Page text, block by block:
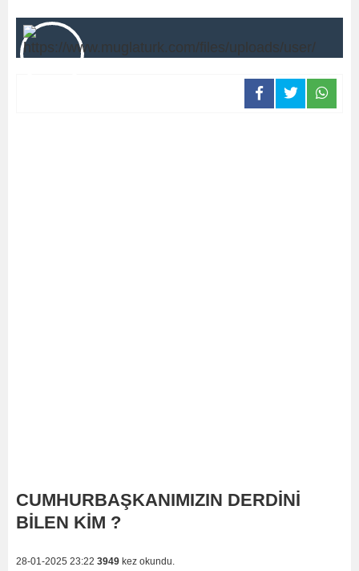
CUMHURBAŞKANIMIZIN DERDİNİ
BİLEN KİM ?
28-01-2025 23:22 3949 kez okundu.